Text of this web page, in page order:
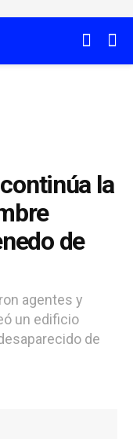
la
de
agentes y
un edificio
de